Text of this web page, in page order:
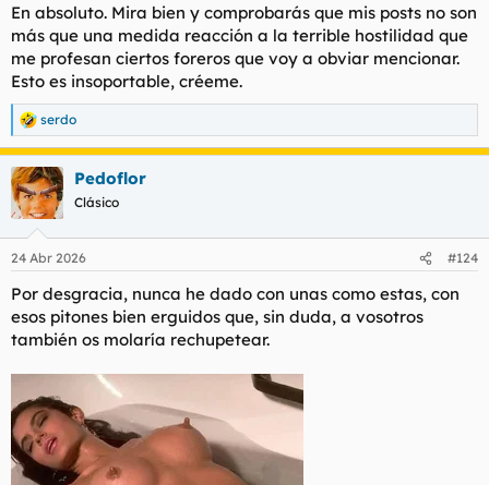
En absoluto. Mira bien y comprobarás que mis posts no son
más que una medida reacción a la terrible hostilidad que
me profesan ciertos foreros que voy a obviar mencionar.
Esto es insoportable, créeme.
R
e
a
c
c
i
e
:
serdo
Pedoflor
Clásico
24 Abr 2026 #124
Por desgracia, nunca he dado con unas como estas, con
esos pitones bien erguidos que, sin duda, a vosotros
también os molaría rechupetear.